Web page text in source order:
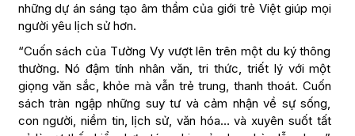
những dự án sáng tạo âm thầm của giới trẻ Việt giúp mọi
người yêu lịch sử hơn.
“Cuốn sách của Tường Vy vượt lên trên một du ký thông
thường. Nó đậm tính nhân văn, tri thức, triết lý với một
giọng văn sắc, khỏe mà vẫn trẻ trung, thanh thoát. Cuốn
sách tràn ngập những suy tư và cảm nhận về sự sống,
con người, niềm tin, lịch sử, văn hóa… và xuyên suốt tất